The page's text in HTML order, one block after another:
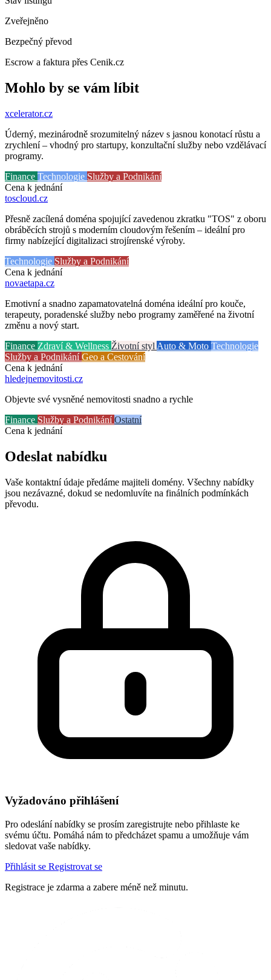
Zveřejněno
Bezpečný převod
Escrow a faktura přes Cenik.cz
Mohlo by se vám líbit
xcelerator.cz
Úderný, mezinárodně srozumitelný název s jasnou konotací růstu a
zrychlení – vhodný pro startupy, konzultační služby nebo vzdělávací
programy.
Finance Technologie Služby a Podnikání
Cena k jednání
toscloud.cz
Přesně zacílená doména spojující zavedenou zkratku "TOS" z oboru
obráběcích strojů s moderním cloudovým řešením – ideální pro
firmy nabízející digitalizaci strojírenské výroby.
Technologie Služby a Podnikání
Cena k jednání
novaetapa.cz
Emotivní a snadno zapamatovatelná doména ideální pro kouče,
terapeuty, poradenské služby nebo programy zaměřené na životní
změnu a nový start.
Finance Zdraví & Wellness Životní styl Auto & Moto Technologie
Služby a PodnikáníGeo a Cestování
Cena k jednání
hledejnemovitosti.cz
Objevte své vysněné nemovitosti snadno a rychle
Finance Služby a PodnikáníOstatní
Cena k jednání
Odeslat nabídku
Vaše kontaktní údaje předáme majiteli domény. Všechny nabídky
jsou nezávazné, dokud se nedomluvíte na finálních podmínkách
převodu.
Vyžadováno přihlášení
Pro odeslání nabídky se prosím zaregistrujte nebo přihlaste ke
svému účtu. Pomáhá nám to předcházet spamu a umožňuje vám
sledovat vaše nabídky.
Přihlásit se Registrovat se
Registrace je zdarma a zabere méně než minutu.